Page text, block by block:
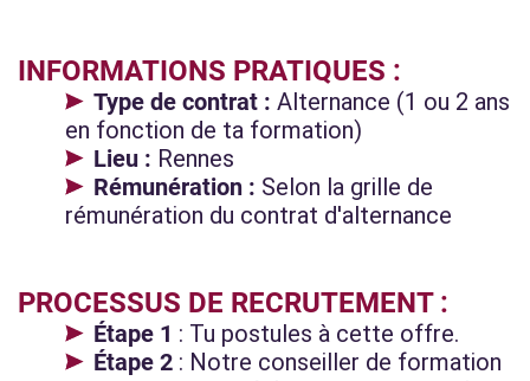
INFORMATIONS PRATIQUES :
Type de contrat : Alternance (1 ou 2 ans
en fonction de ta formation)
Lieu : Rennes
Rémunération : Selon la grille de
rémunération du contrat d'alternance
PROCESSUS DE RECRUTEMENT :
Étape 1 : Tu postules à cette offre.
Étape 2 : Notre conseiller de formation